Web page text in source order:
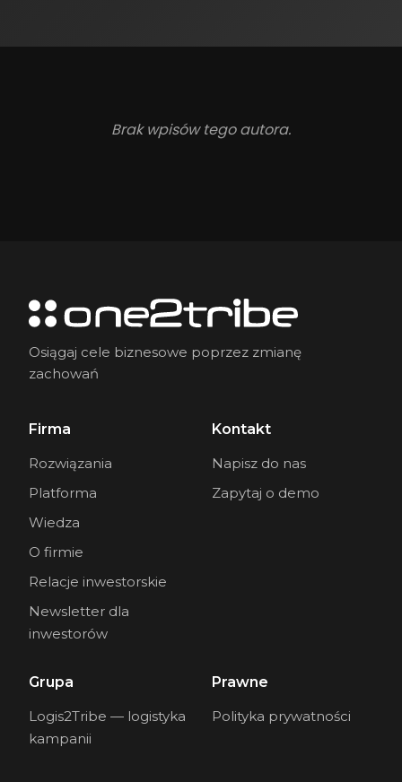
Brak wpisów tego autora.
Osiągaj cele biznesowe poprzez zmianę
zachowań
Firma
Rozwiązania
Platforma
Wiedza
O firmie
Relacje inwestorskie
Newsletter dla
inwestorów
Kontakt
Napisz do nas
Zapytaj o demo
Grupa
Logis2Tribe — logistyka
kampanii
Prawne
Polityka prywatności